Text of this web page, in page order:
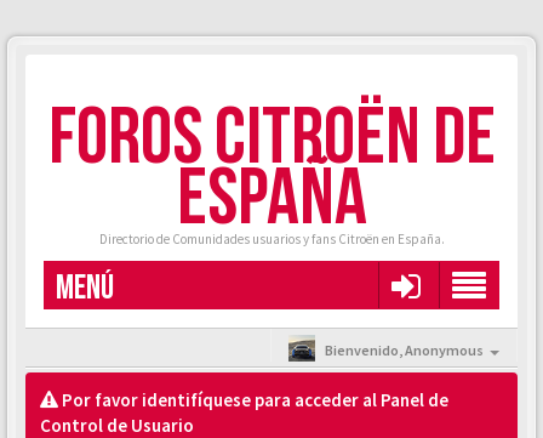
FOROS CITROËN DE
ESPAÑA
Directorio de Comunidades usuarios y fans Citroën en España.
MENÚ
Bienvenido,Anonymous
Por favor identifíquese para acceder al Panel de
Control de Usuario